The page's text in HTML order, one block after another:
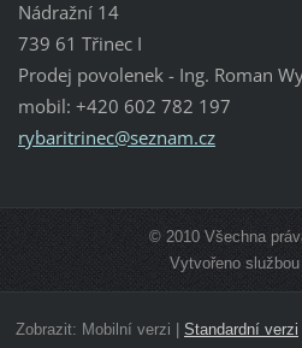
Nádražní 14
739 61 Třinec I
Prodej povolenek - Ing. Roman
mobil: +420 602 782 197
rybaritrinec@seznam.cz
© 2010 Všechna
Vytvořeno službou
Zobrazit: Mobilní verzi Standardní verzi